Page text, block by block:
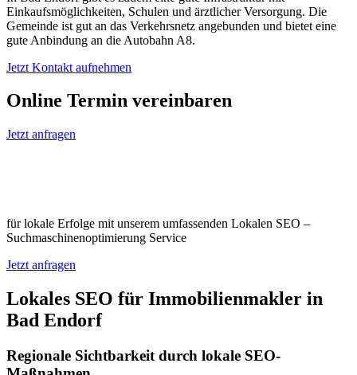
Einkaufsmöglichkeiten, Schulen und ärztlicher Versorgung. Die
Gemeinde ist gut an das Verkehrsnetz angebunden und bietet eine
gute Anbindung an die Autobahn A8.
Jetzt Kontakt aufnehmen
Online Termin vereinbaren
Jetzt anfragen
für lokale Erfolge mit unserem umfassenden Lokalen SEO –
Suchmaschinenoptimierung Service
Jetzt anfragen
Lokales SEO für Immobilienmakler in
Bad Endorf
Regionale Sichtbarkeit durch lokale SEO-